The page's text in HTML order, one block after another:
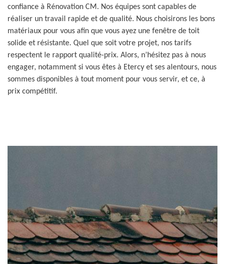
confiance à Rénovation CM. Nos équipes sont capables de
réaliser un travail rapide et de qualité. Nous choisirons les bons
matériaux pour vous afin que vous ayez une fenêtre de toit
solide et résistante. Quel que soit votre projet, nos tarifs
respectent le rapport qualité-prix. Alors, n’hésitez pas à nous
engager, notamment si vous êtes à Etercy et ses alentours, nous
sommes disponibles à tout moment pour vous servir, et ce, à
prix compétitif.